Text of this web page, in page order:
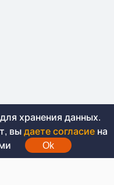
сайте не
вся
хранения данных.
вы даете согласие на
Ok